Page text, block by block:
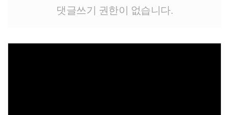
댓글쓰기 권한이 없습니다.